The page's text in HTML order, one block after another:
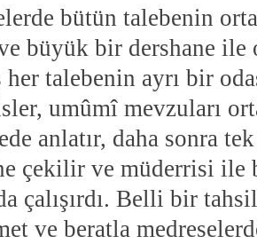
bütün talebenin
büyük bir dershane ile
talebenin ayrı bir
umûmî mevzuları
anlatır, daha sonra
çekilir ve müderrisi ile
çalışırdı. Belli bir
ve beratla